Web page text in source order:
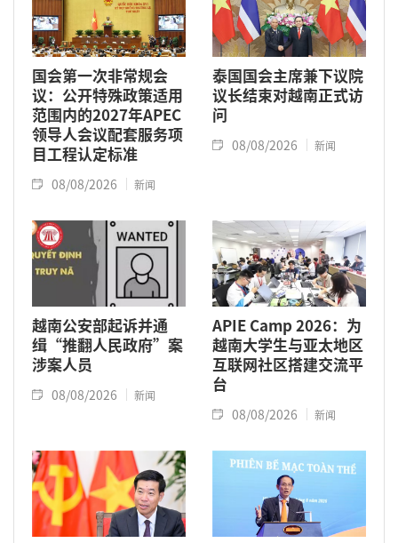
国会第一次非常规会
议：公开特殊政策适用
范围内的2027年APEC
领导人会议配套服务项
目工程认定标准
08/08/2026 新闻
泰国国会主席兼下议院
议长结束对越南正式访
问
08/08/2026 新闻
越南公安部起诉并通
缉“推翻人民政府”案
涉案人员
08/08/2026 新闻
APIE Camp 2026：为
越南大学生与亚太地区
互联网社区搭建交流平
台
08/08/2026 新闻